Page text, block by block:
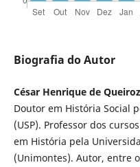
Biografia do Autor
César Henrique de
Doutor em História Social
(USP). Professor dos
em História pela
(Unimontes). Autor, entre